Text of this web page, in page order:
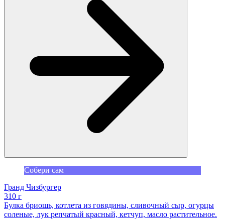
Собери сам
Гранд Чизбургер
310 г
Булка бриошь, котлета из говядины, сливочный сыр, огурцы
соленые, лук репчатый красный, кетчуп, масло растительное.